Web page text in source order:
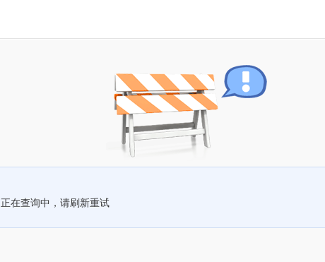
正在查询中，请刷新重试